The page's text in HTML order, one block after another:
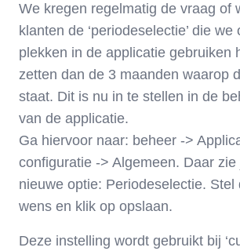
We kregen regelmatig de vraag of
klanten de ‘periodeselectie’ die
plekken in de applicatie gebruiken
zetten dan de 3 maanden waarop
staat. Dit is nu in te stellen in de
van de applicatie.
Ga hiervoor naar: beheer ->
configuratie -> Algemeen. Daar zie
nieuwe optie: Periodeselectie. Stel
wens en klik op opslaan.
Deze instelling wordt gebruikt bij